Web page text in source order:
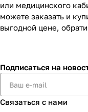
или медицинского
можете заказать и
выгодной цене,
Подписаться на
Связаться с нами